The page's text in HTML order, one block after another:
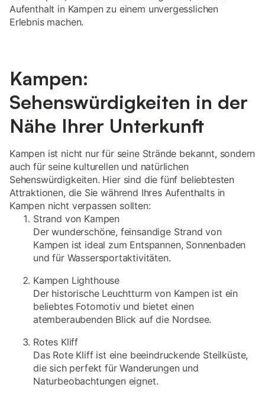
Aufenthalt in Kampen zu einem unvergesslichen
Erlebnis machen.
Kampen:
Sehenswürdigkeiten in der
Nähe Ihrer Unterkunft
Kampen ist nicht nur für seine Strände bekannt, sondern
auch für seine kulturellen und natürlichen
Sehenswürdigkeiten. Hier sind die fünf beliebtesten
Attraktionen, die Sie während Ihres Aufenthalts in
Kampen nicht verpassen sollten:
Strand von Kampen
Der wunderschöne, feinsandige Strand von
Kampen ist ideal zum Entspannen, Sonnenbaden
und für Wassersportaktivitäten.
Kampen Lighthouse
Der historische Leuchtturm von Kampen ist ein
beliebtes Fotomotiv und bietet einen
atemberaubenden Blick auf die Nordsee.
Rotes Kliff
Das Rote Kliff ist eine beeindruckende Steilküste,
die sich perfekt für Wanderungen und
Naturbeobachtungen eignet.